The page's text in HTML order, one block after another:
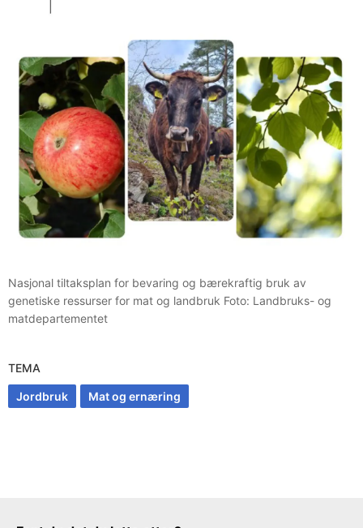
Nasjonal tiltaksplan for bevaring og bærekraftig bruk av
genetiske ressurser for mat og landbruk Foto: Landbruks- og
matdepartementet
TEMA
Jordbruk Mat og ernæring